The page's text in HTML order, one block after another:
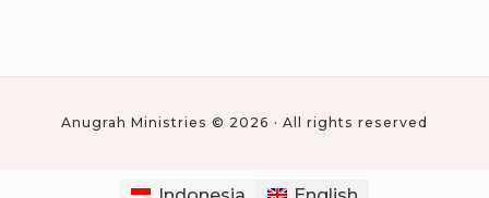
Anugrah Ministries © 2026 · All rights reserved